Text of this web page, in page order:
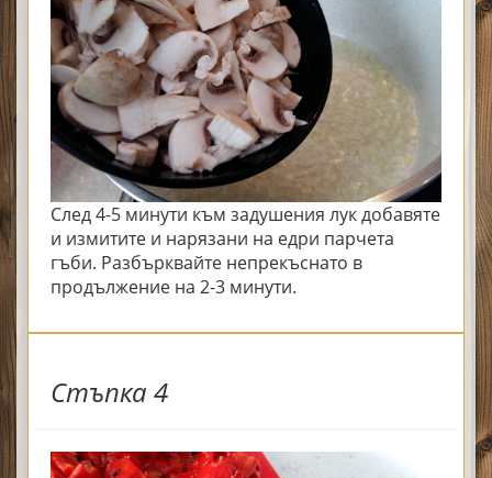
След 4-5 минути към задушения лук добавяте
и измитите и нарязани на едри парчета
гъби. Разбърквайте непрекъснато в
продължение на 2-3 минути.
Стъпка 4